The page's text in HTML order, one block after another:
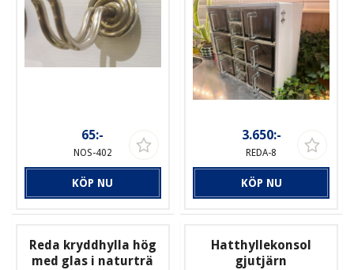
65:-
NOS-402
KÖP NU
3.650:-
REDA-8
KÖP NU
Reda kryddhylla hög
med glas i naturträ
Hatthyllekonsol
gjutjärn